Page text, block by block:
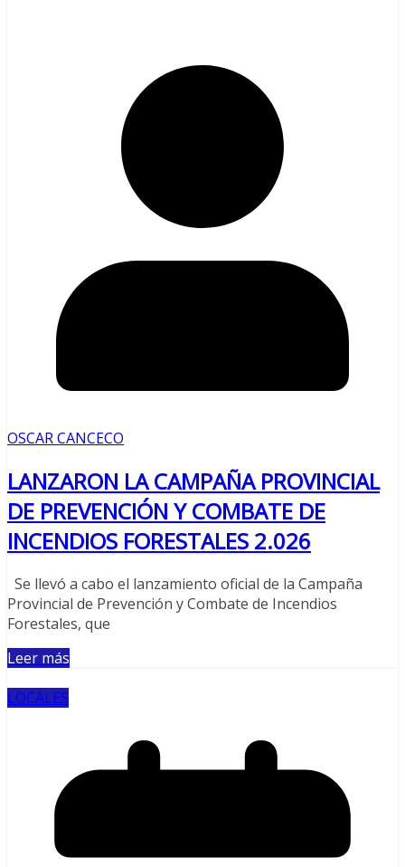
OSCAR CANCECO
LANZARON LA CAMPAÑA PROVINCIAL
DE PREVENCIÓN Y COMBATE DE
INCENDIOS FORESTALES 2.026
Se llevó a cabo el lanzamiento oficial de la Campaña
Provincial de Prevención y Combate de Incendios
Forestales, que
Leer más
LOCALES